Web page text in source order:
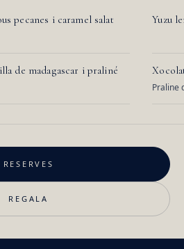
pecanes i caramel salat Yuzu
de madagascar i praliné
Praline
RESERVES
REGALA